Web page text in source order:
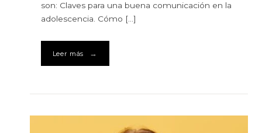
son: Claves para una buena comunicación en la
adolescencia. Cómo […]
Leer más →